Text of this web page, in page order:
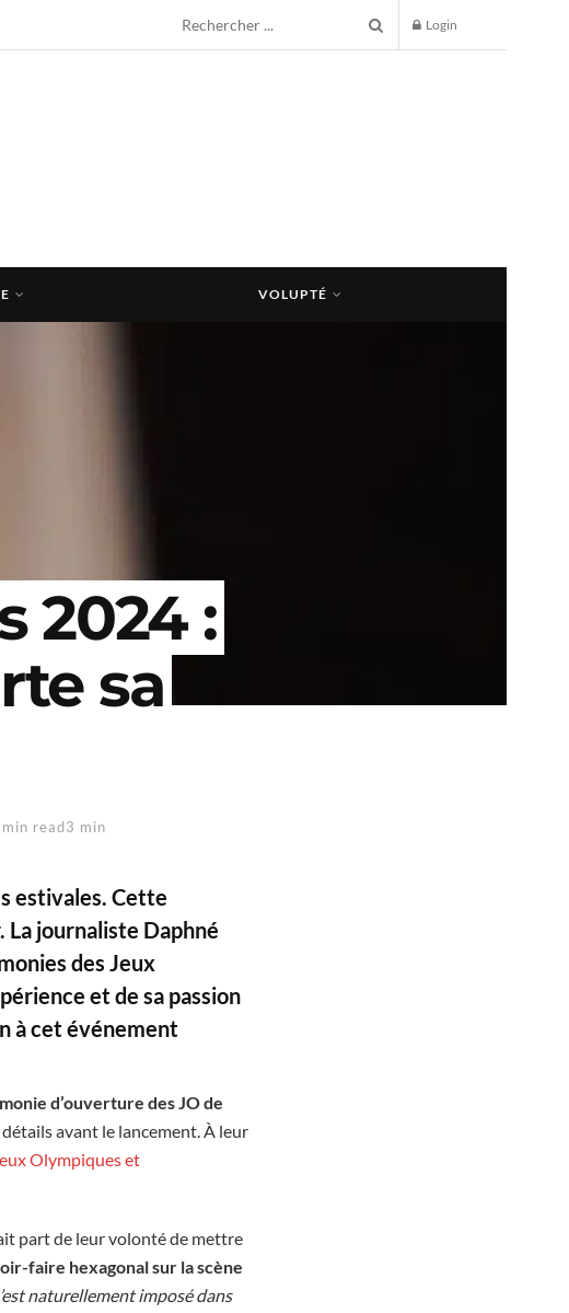
Login
VOLUPTÉ
2024 :
sa
min read3 min
estivales. Cette
La journaliste Daphné
des Jeux
et de sa passion
à cet événement
d’ouverture des JO de
avant le lancement. À leur
Olympiques et
part de leur volonté de mettre
faire hexagonal sur la scène
naturellement imposé dans